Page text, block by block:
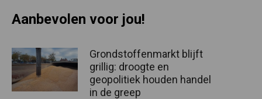
Aanbevolen voor jou!
Grondstoffenmarkt blijft
grillig: droogte en
geopolitiek houden handel
in de greep